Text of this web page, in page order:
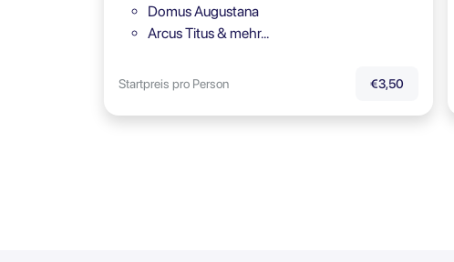
Domus Augustana
Arcus Titus & mehr…
Startpreis pro Person €3,50